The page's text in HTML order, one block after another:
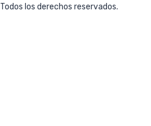
Todos los derechos reservados.